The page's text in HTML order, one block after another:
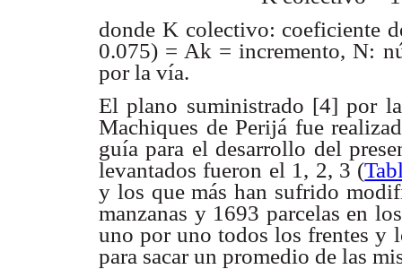
donde K colectivo: coeficiente
0.075) = Ak = incremento,N:
porla vía.
El plano suministrado [4] por
Machiques de Perijá fue
guía para el desarrollo del
levantados fueron el 1, 2, 3 (
y los que más han sufrido
manzanas y 1693 parcelas en
uno por uno todos los frentes y
para sacarun promedio de las